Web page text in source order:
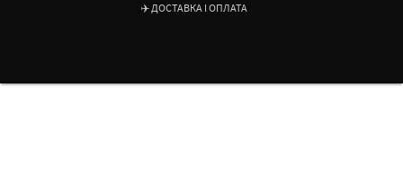
✈️ ДОСТАВКА І ОПЛАТА